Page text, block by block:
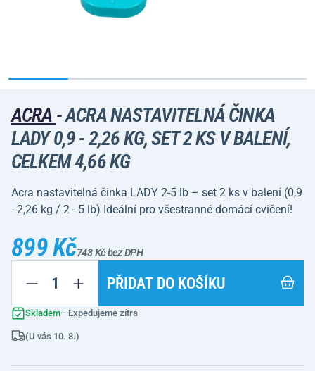
ACRA -ACRA NASTAVITELNÁ ČINKA
LADY 0,9 - 2,26 KG, SET 2 KS V BALENÍ,
CELKEM 4,66 KG
Acra nastavitelná činka LADY 2-5 lb – set 2 ks v balení (0,9
- 2,26 kg / 2 - 5 lb) Ideální pro všestranné domácí cvičení!
899 Kč743 Kč bez DPH
PŘIDAT DO KOŠÍKU
Skladem– Expedujeme zítra
(U vás 10. 8.)